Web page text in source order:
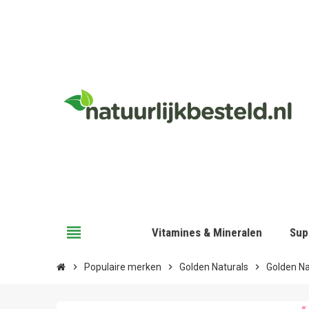
view_headline Vitamines & Mineralen
chevron_right Populaire merken chevron_right Golden Naturals chevron_right Golden